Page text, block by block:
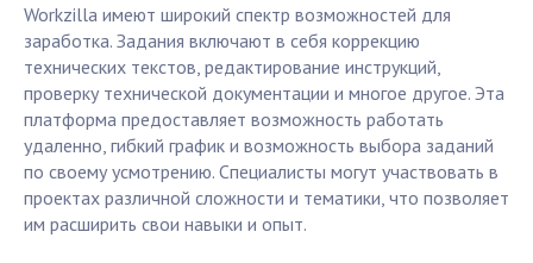
Workzilla имеют широкий спектр возможностей для
заработка. Задания включают в себя коррекцию
технических текстов, редактирование инструкций,
проверку технической документации и многое другое. Эта
платформа предоставляет возможность работать
удаленно, гибкий график и возможность выбора заданий
по своему усмотрению. Специалисты могут участвовать в
проектах различной сложности и тематики, что позволяет
им расширить свои навыки и опыт.